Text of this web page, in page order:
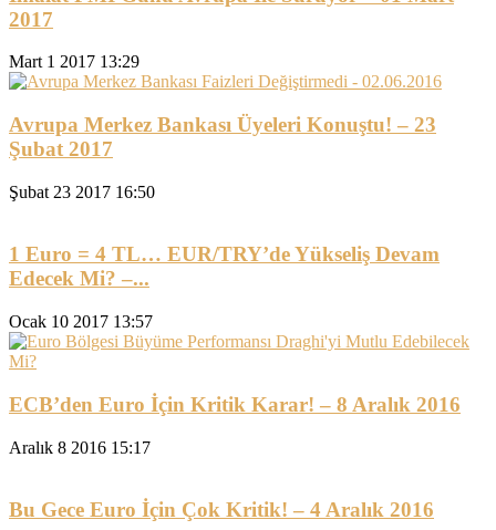
2017
Mart 1 2017 13:29
Avrupa Merkez Bankası Üyeleri Konuştu! – 23
Şubat 2017
Şubat 23 2017 16:50
1 Euro = 4 TL… EUR/TRY’de Yükseliş Devam
Edecek Mi? –...
Ocak 10 2017 13:57
ECB’den Euro İçin Kritik Karar! – 8 Aralık 2016
Aralık 8 2016 15:17
Bu Gece Euro İçin Çok Kritik! – 4 Aralık 2016